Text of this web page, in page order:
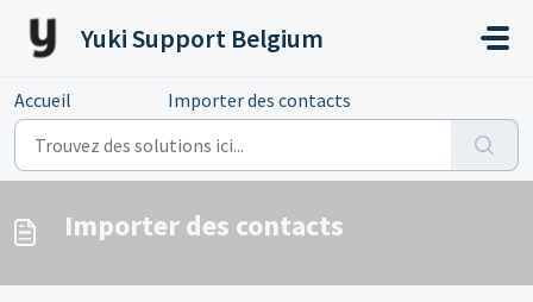
Yuki Support Belgium
Accueil Importer des contacts
Importer des contacts